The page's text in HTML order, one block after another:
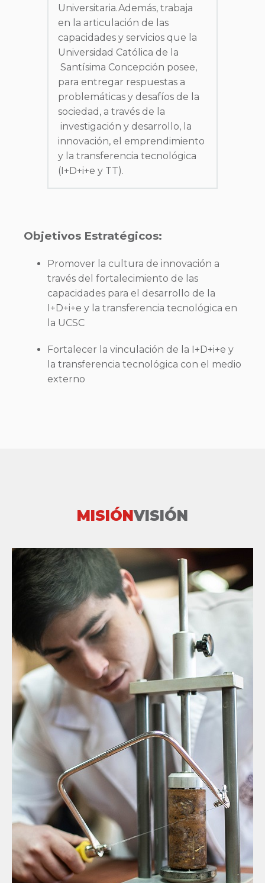
Universitaria.Además, trabaja
en la articulación de las
capacidades y servicios que la
Universidad Católica de la
Santísima Concepción posee,
para entregar respuestas a
problemáticas y desafíos de la
sociedad, a través de la
investigación y desarrollo, la
innovación, el emprendimiento
y la transferencia tecnológica
(I+D+i+e y TT).
Objetivos Estratégicos:
Promover la cultura de innovación a
través del fortalecimiento de las
capacidades para el desarrollo de la
I+D+i+e y la transferencia tecnológica en
la UCSC
Fortalecer la vinculación de la I+D+i+e y
la transferencia tecnológica con el medio
externo
MISIÓNVISIÓN